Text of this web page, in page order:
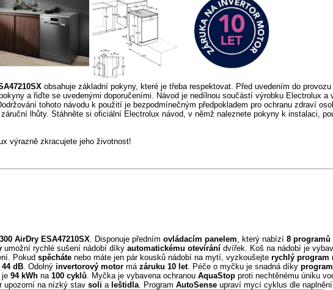
obsahuje základní pokyny, které je třeba respektovat. Před uvedením do
a řiďte se uvedenými doporučeními. Návod je nedílnou součástí výrobku Electrolux a
tohoto návodu k použití je bezpodmínečným předpokladem pro ochranu zdraví
lhůty. Stáhněte si oficiální Electrolux návod, v němž naleznete pokyny k instalaci,
výrazně zkracujete jeho životnost!
AirDry ESA47210SX . Disponuje předním ovládacím panelem , který nabízí 8 programů
umožní rychlé sušení nádobí díky automatickému otevírání dvířek. Koš na nádobí je
Pokud spěcháte nebo máte jen pár kousků nádobí na mytí, vyzkoušejte rychlý program
44 dB . Odolný invertorový motor má záruku 10 let. Péče o myčku je snadná díky
je 94 kWh na 100 cyklů . Myčka je vybavena ochranou AquaStop proti nechtěnému úniku
upozorní na nízký stav soli a leštidla . Program AutoSense upraví mycí cyklus dle